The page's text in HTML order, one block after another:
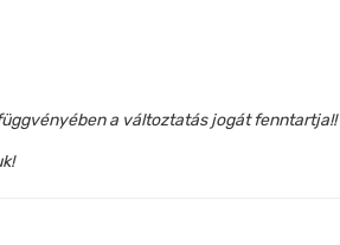
a változtatás jogát fenntartja!!